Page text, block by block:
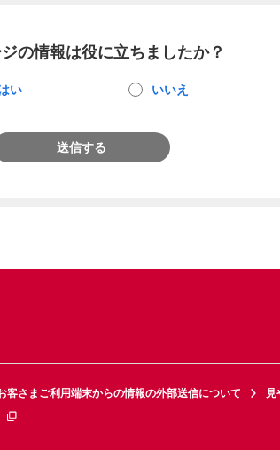
の情報は役に立ちましたか？
い いいえ
送信する
客さまご利用端末からの情報の外部送信について
見